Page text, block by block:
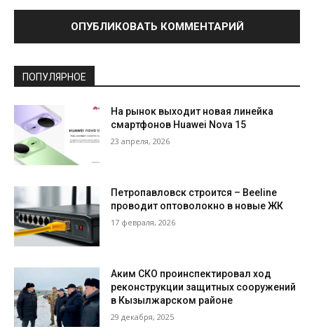
ПОПУЛЯРНОЕ
На рынок выходит новая линейка
смартфонов Huawei Nova 15
23 апреля, 2026
Петропавловск строится – Beeline
проводит оптоволокно в новые ЖК
17 февраля, 2026
Аким СКО проинспектировал ход
реконструкции защитных сооружений
в Кызылжарском районе
29 декабря, 2025